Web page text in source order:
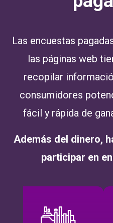
Las encuestas
las páginas web
recopilar
consumidores
fácil y rápida de
Además del dinero,
participar en